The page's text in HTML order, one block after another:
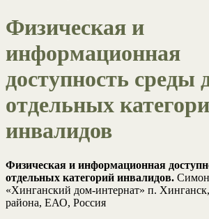
Физическая и
информационная
доступность среды
отдельных
инвалидов
Физическая и информационная
отдельных категорий инвалидов.
«Хинганский дом-интернат» п.
района, ЕАО, Россия